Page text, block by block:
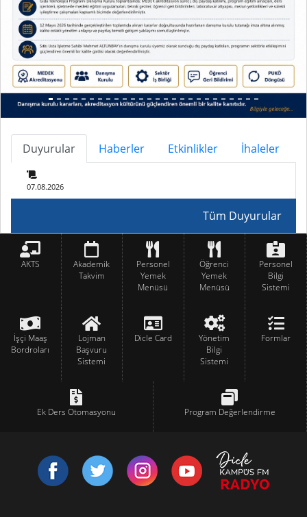
Duyurular Haberler Etkinlikler İhaleler
07.08.2026
Tüm Duyurular
AKTS
Akademik
Takvim
Personel
Yemek
Menüsü
Öğrenci
Yemek
Menüsü
Personel
Bilgi
Sistemi
İşçi Maaş
Bordroları
Lojman
Başvuru
Sistemi
Dicle Card
Yönetim
Bilgi
Sistemi
Formlar
Ek Ders Otomasyonu Program Değerlendirme